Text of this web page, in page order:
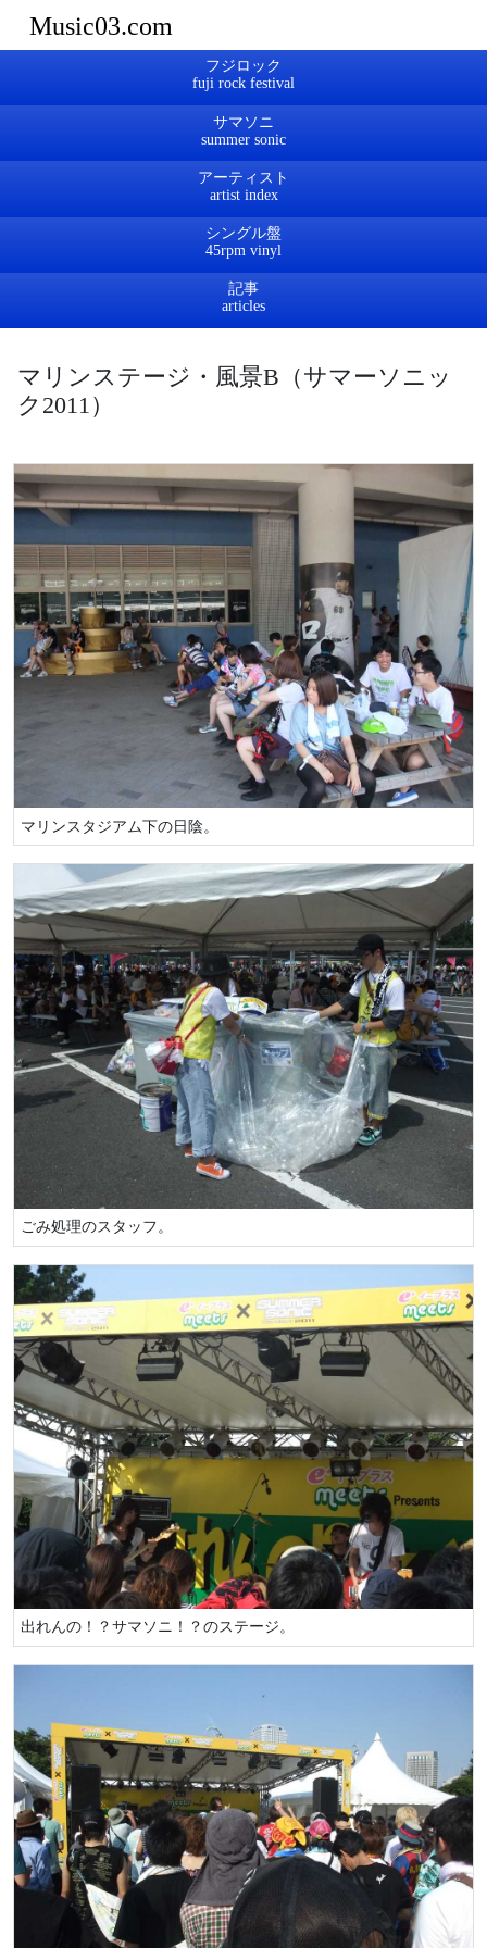
Music03.com
フジロック
サマソニ
アーティスト
シングル盤
記事
マリンステージ・風景B（サマーソニッ
ク2011）
マリンスタジアム下の日陰。
ごみ処理のスタッフ。
出れんの！？サマソニ！？のステージ。